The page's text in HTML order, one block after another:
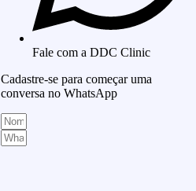
Fale com a DDC Clinic
Cadastre-se para começar uma
conversa no WhatsApp